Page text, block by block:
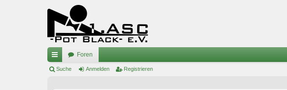
ch
Foren
Suche Anmelden Registrieren